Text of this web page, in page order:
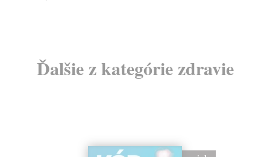
Ďalšie z kategórie zdravie